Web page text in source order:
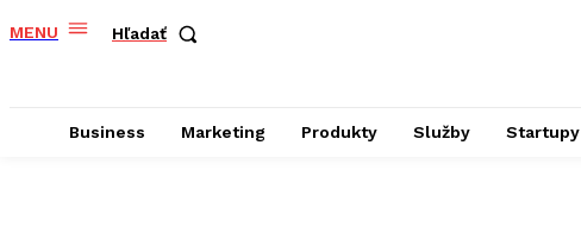
MENU Hľadať
Business Marketing Produkty Služby Startupy